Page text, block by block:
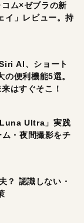
ム×ゼブラの新
イ」レビュー。持
AI、ショート
便利機能5選。
はすぐそこ！
Ultra」実践
・夜間撮影をチ
？ 認識しない・